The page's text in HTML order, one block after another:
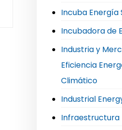
Incuba Energía
Incubadora de
Industria y
Eficiencia
Climático
Industrial
Infraestructura